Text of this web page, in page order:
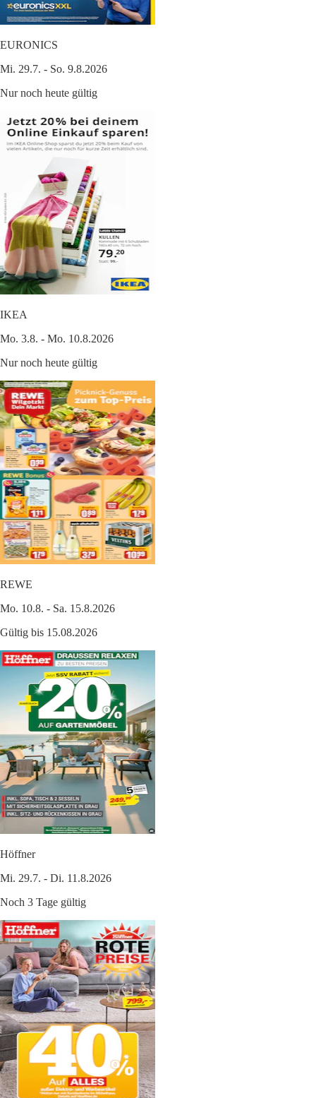
EURONICS
Mi. 29.7. - So. 9.8.2026
Nur noch heute gültig
IKEA
Mo. 3.8. - Mo. 10.8.2026
Nur noch heute gültig
REWE
Mo. 10.8. - Sa. 15.8.2026
Gültig bis 15.08.2026
Höffner
Mi. 29.7. - Di. 11.8.2026
Noch 3 Tage gültig